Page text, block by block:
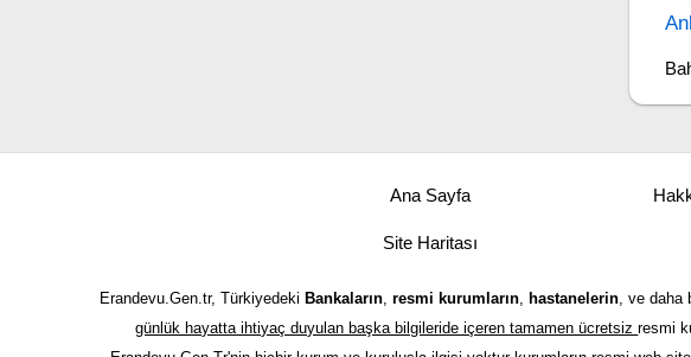
Ana Sayfa
Site Haritası
Erandevu.Gen.tr, Türkiyedeki Bankaların, resmi kurumların, hastanelerin, ve daha
günlük hayatta ihtiyaç duyulan başka bilgileride içeren tamamen ücretsizresmi